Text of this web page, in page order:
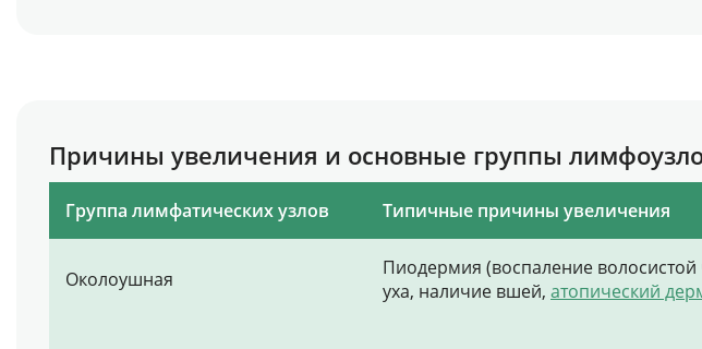
Причины увеличения и основные группы
Группа лимфатических узлов Типичные причины увеличения
Околоушная
Пиодермия (воспаление
уха, наличие вшей, атопический